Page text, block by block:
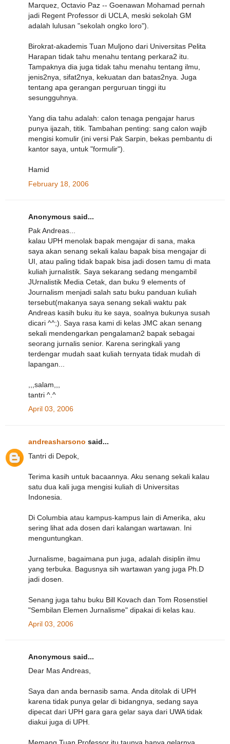
Marquez, Octavio Paz -- Goenawan Mohamad pernah
jadi Regent Professor di UCLA, meski sekolah GM
adalah lulusan "sekolah ongko loro").
Birokrat-akademis Tuan Muljono dari Universitas Pelita
Harapan tidak tahu menahu tentang perkara2 itu.
Tampaknya dia juga tidak tahu menahu tentang ilmu,
jenis2nya, sifat2nya, kekuatan dan batas2nya. Juga
tentang apa gerangan perguruan tinggi itu
sesungguhnya.
Yang dia tahu adalah: calon tenaga pengajar harus
punya ijazah, titik. Tambahan penting: sang calon wajib
mengisi komulir (ini versi Pak Sarpin, bekas pembantu di
kantor saya, untuk "formulir").
Hamid
February 18, 2006
Anonymous said...
Pak Andreas...
kalau UPH menolak bapak mengajar di sana, maka
saya akan senang sekali kalau bapak bisa mengajar di
UI, atau paling tidak bapak bisa jadi dosen tamu di mata
kuliah jurnalistik. Saya sekarang sedang mengambil
JUrnalistik Media Cetak, dan buku 9 elements of
Journalism menjadi salah satu buku panduan kuliah
tersebut(makanya saya senang sekali waktu pak
Andreas kasih buku itu ke saya, soalnya bukunya susah
dicari ^^;). Saya rasa kami di kelas JMC akan senang
sekali mendengarkan pengalaman2 bapak sebagai
seorang jurnalis senior. Karena seringkali yang
terdengar mudah saat kuliah ternyata tidak mudah di
lapangan...
,,,salam,,,
tantri ^.^
April 03, 2006
andreasharsono said...
Tantri di Depok,
Terima kasih untuk bacaannya. Aku senang sekali kalau
satu dua kali juga mengisi kuliah di Universitas
Indonesia.
Di Columbia atau kampus-kampus lain di Amerika, aku
sering lihat ada dosen dari kalangan wartawan. Ini
menguntungkan.
Jurnalisme, bagaimana pun juga, adalah disiplin ilmu
yang terbuka. Bagusnya sih wartawan yang juga Ph.D
jadi dosen.
Senang juga tahu buku Bill Kovach dan Tom Rosenstiel
"Sembilan Elemen Jurnalisme" dipakai di kelas kau.
April 03, 2006
Anonymous said...
Dear Mas Andreas,
Saya dan anda bernasib sama. Anda ditolak di UPH
karena tidak punya gelar di bidangnya, sedang saya
dipecat dari UPH gara gara gelar saya dari UWA tidak
diakui juga di UPH.